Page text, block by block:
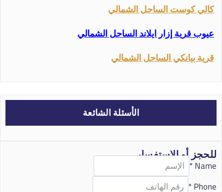
كالي كوست الساحل الشمالي
عيوب قرية إزار ايلاند الساحل الشمالي
قرية بيانكي الساحل الشمالي
الأسئلة الشائعة
للحجز أو الاستفسار
Name
*
Phone
*